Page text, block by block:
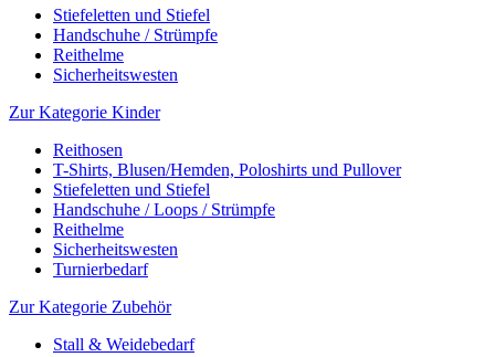
Stiefeletten und Stiefel
Handschuhe / Strümpfe
Reithelme
Sicherheitswesten
Zur Kategorie Kinder
Reithosen
T-Shirts, Blusen/Hemden, Poloshirts und Pullover
Stiefeletten und Stiefel
Handschuhe / Loops / Strümpfe
Reithelme
Sicherheitswesten
Turnierbedarf
Zur Kategorie Zubehör
Stall & Weidebedarf